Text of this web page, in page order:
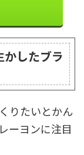
したブラ
りたいとかん
ーヨンに注目